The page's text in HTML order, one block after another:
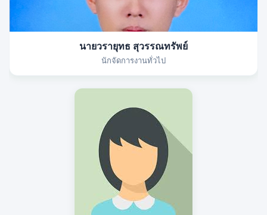
นายวรายุทธ สุวรรณทรัพย์
นักจัดการงานทั่วไป